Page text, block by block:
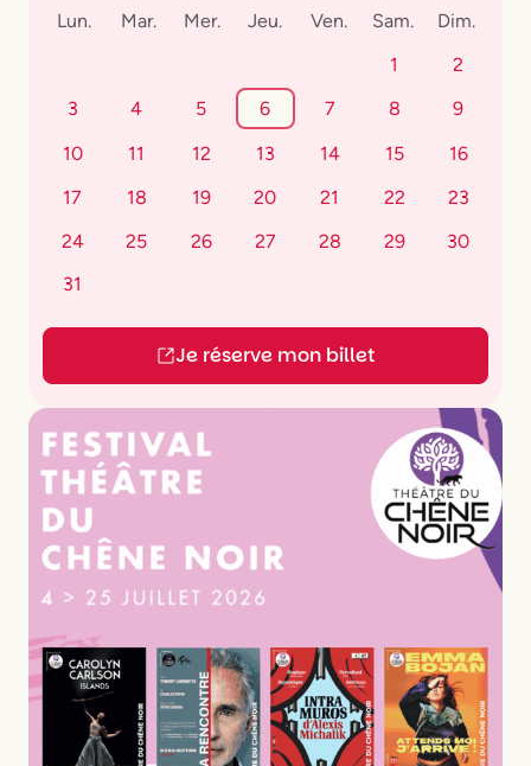
Lun. Mar. Mer. Jeu. Ven. Sam.
Dim.
1
2
3
4 5 6 7 8
9
10
11 12 13 14 15
16
17
18 19 20 21 22
23
24
25 26 27 28 29
30
31
Je réserve mon billet